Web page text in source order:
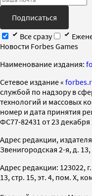
Подписаться
Все сразу
Новости Forbes Games
Наименование издания:
Cетевое издание «
службой по надзору в
технологий и массовых
номер и дата принятия
ФС77-82431 от 23 декабря
Адрес редакции,
Звенигородская 2-я, д. 13,
Адрес редакции: 123022,
13, стр. 15, эт. 4, пом. X,